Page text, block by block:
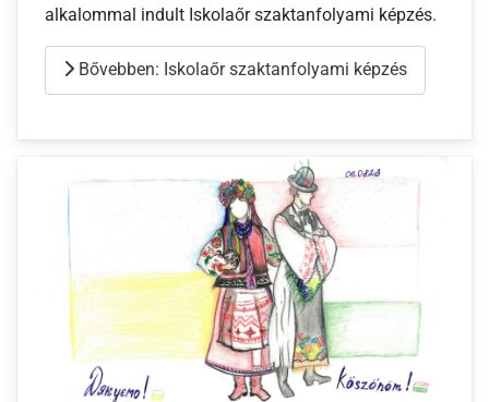
alkalommal indult Iskolaőr szaktanfolyami képzés.
Bővebben: Iskolaőr szaktanfolyami képzés